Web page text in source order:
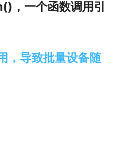
，一个函数调用引
，导致批量设备随